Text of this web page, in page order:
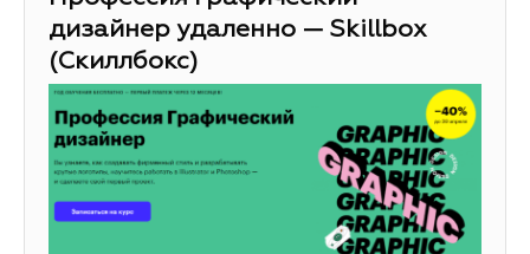
дизайнер удаленно — Skillbox
(Скиллбокс)